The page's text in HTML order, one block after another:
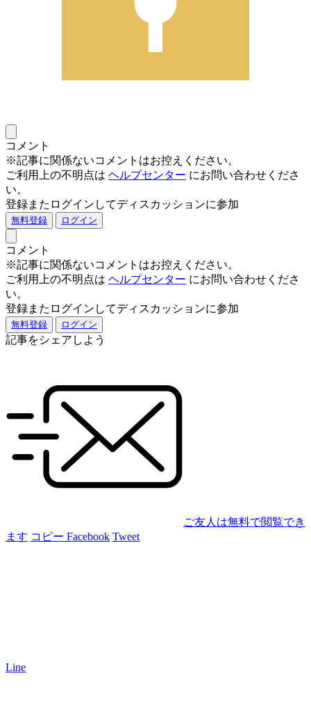
コメント
※記事に関係ないコメントはお控えください。
ご利用上の不明点は ヘルプセンター にお問い合わせくださ
い。
登録またログインしてディスカッションに参加
無料登録 ログイン
コメント
※記事に関係ないコメントはお控えください。
ご利用上の不明点は ヘルプセンター にお問い合わせくださ
い。
登録またログインしてディスカッションに参加
無料登録 ログイン
記事をシェアしよう
ご友人は無料で閲覧でき
ます コピー Facebook Tweet
Line